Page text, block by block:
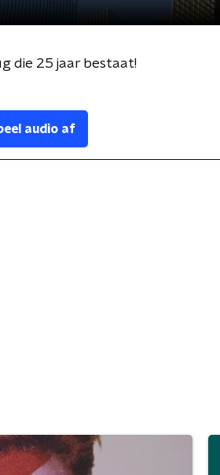
die 25 jaar bestaat!
audio af